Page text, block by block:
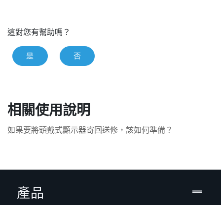
這對您有幫助嗎？
是 否
相關使用說明
如果要將頭戴式顯示器寄回送修，該如何準備？
產品